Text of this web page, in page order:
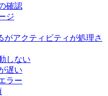
確認
ジ
がアクティビティが処理さ
しない
遅い
ラー